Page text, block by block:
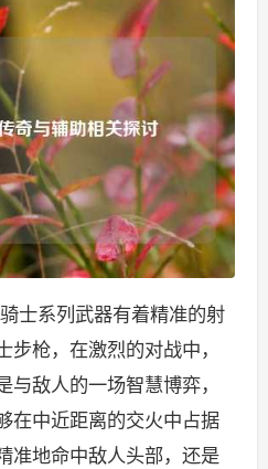
士系列武器有着精准的射
枪，在激烈的对战中，
敌人的一场智慧博弈，
在中近距离的交火中占据
准地命中敌人头部，还是